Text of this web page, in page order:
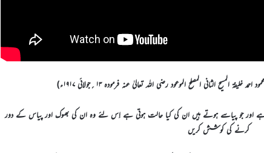
المسیح الثانی المصلح الموعود رضی اللہ تعالیٰ عنہ فرمودہ ۱۳؍جولائی ۱۹۱۷ء)
اور جو پیاسے ہوتے ہیں ان کی کیا حالت ہوتی ہے اِس لئے وہ ان کی بھوک اور پیاس کے دور
کرنے کی کوشش کریں